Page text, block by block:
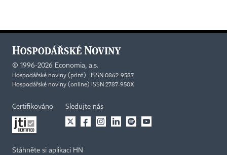
© 1996-2026 Economia, a.s.
Hospodářské noviny (print) ISSN 0862-9587
Hospodářské noviny (online) ISSN 2787-950X
Certifikováno Sledujte nás
Stáhněte si aplikaci HN